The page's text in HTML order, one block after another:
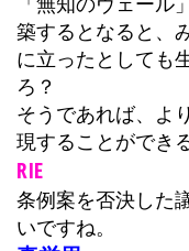
築するとなると、
に立ったとしても
ろ？
そうであれば、よ
現することができる
RIE
条例案を否決した
いですね。